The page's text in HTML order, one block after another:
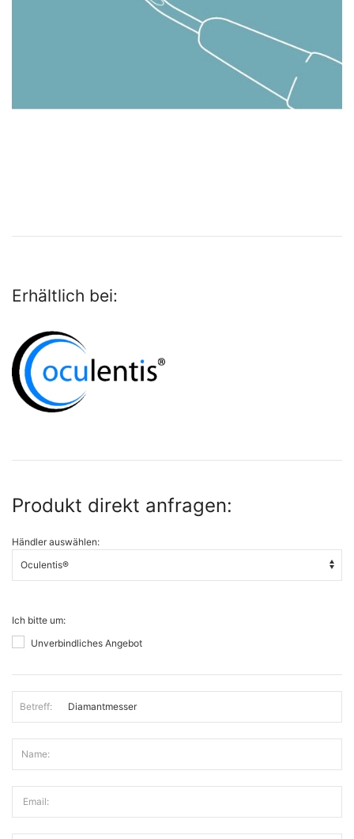
Erhältlich bei:
Produkt direkt anfragen:
Händler auswählen:
Ich bitte um:
Unverbindliches Angebot
Betreff:
Name:
Email: